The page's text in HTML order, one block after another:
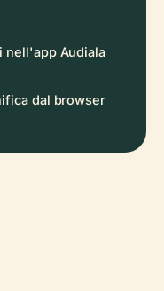
nell'app Audiala
dal browser